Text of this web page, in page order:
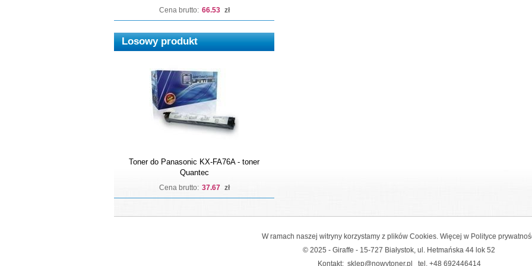
Cena brutto: 66.53 zł
Losowy produkt
Toner do Panasonic KX-FA76A - toner
Quantec
Cena brutto: 37.67 zł
W ramach naszej witryny korzystamy z plików Cookies. Więcej w Polityce
© 2025 - Giraffe - 15-727 Białystok, ul. Hetmańska 44 lok 52
Kontakt: sklep@nowytoner.pl tel. +48 692446414